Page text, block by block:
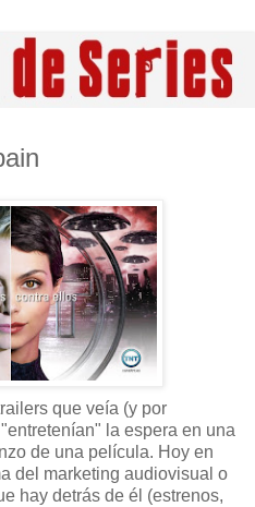
que veía (y por
la espera en una
de una película. Hoy en
del marketing audiovisual o
hay detrás de él (estrenos,